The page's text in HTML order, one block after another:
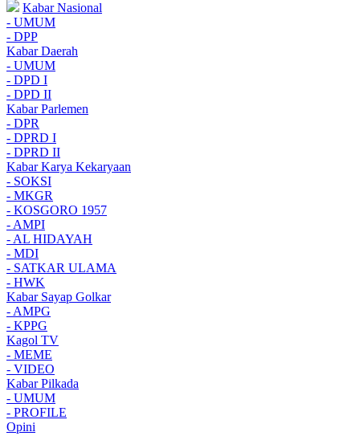
Kabar Nasional
- UMUM
- DPP
Kabar Daerah
- UMUM
- DPD I
- DPD II
Kabar Parlemen
- DPR
- DPRD I
- DPRD II
Kabar Karya Kekaryaan
- SOKSI
- MKGR
- KOSGORO 1957
- AMPI
- AL HIDAYAH
- MDI
- SATKAR ULAMA
- HWK
Kabar Sayap Golkar
- AMPG
- KPPG
Kagol TV
- MEME
- VIDEO
Kabar Pilkada
- UMUM
- PROFILE
Opini